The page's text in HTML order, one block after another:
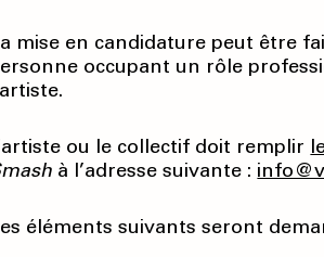
mise en candidature peut être
occupant un rôle
ou le collectif doit remplir
à l’adresse suivante :
éléments suivants seront